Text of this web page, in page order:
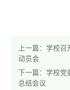
上一篇：学校召
动员会
下一篇：学校党
总结会议